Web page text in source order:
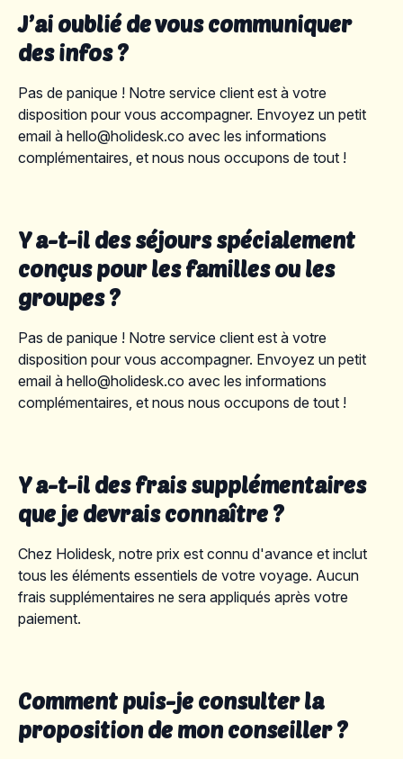
J’ai oublié de vous communiquer
des infos ?
Pas de panique ! Notre service client est à votre
disposition pour vous accompagner. Envoyez un petit
email à hello@holidesk.co avec les informations
complémentaires, et nous nous occupons de tout !
Y a-t-il des séjours spécialement
conçus pour les familles ou les
groupes ?
Pas de panique ! Notre service client est à votre
disposition pour vous accompagner. Envoyez un petit
email à hello@holidesk.co avec les informations
complémentaires, et nous nous occupons de tout !
Y a-t-il des frais supplémentaires
que je devrais connaître ?
Chez Holidesk, notre prix est connu d'avance et inclut
tous les éléments essentiels de votre voyage. Aucun
frais supplémentaires ne sera appliqués après votre
paiement.
Comment puis-je consulter la
proposition de mon conseiller ?